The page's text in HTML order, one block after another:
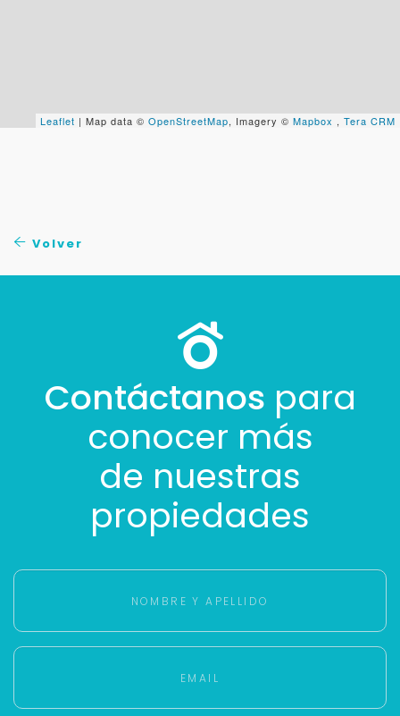
Leaflet | Map data © OpenStreetMap, Imagery © Mapbox , Tera CRM
Volver
Contáctanos para
conocer más
de nuestras
propiedades
No compartimos tu información ni enviamos spam.
Buscamos darte la mejor experiencia.
Con estos datos podemos responderte mejor y